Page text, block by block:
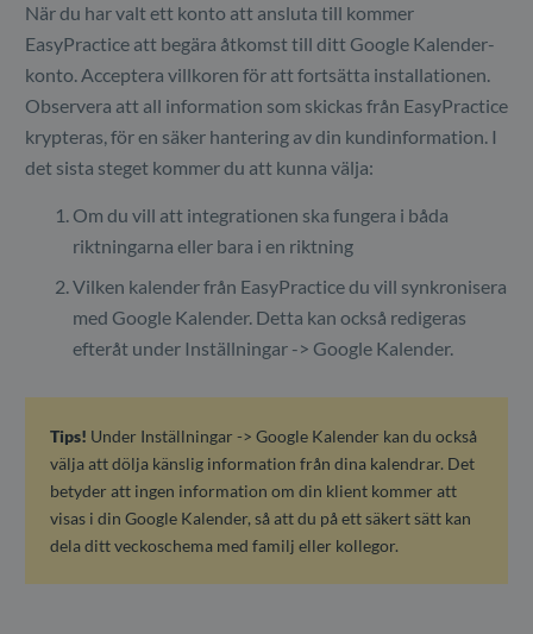
När du har valt ett konto att ansluta till kommer
EasyPractice att begära åtkomst till ditt Google Kalender-
konto. Acceptera villkoren för att fortsätta installationen.
Observera att all information som skickas från EasyPractice
krypteras, för en säker hantering av din kundinformation. I
det sista steget kommer du att kunna välja:
Om du vill att integrationen ska fungera i båda
riktningarna eller bara i en riktning
Vilken kalender från EasyPractice du vill synkronisera
med Google Kalender. Detta kan också redigeras
efteråt under Inställningar -> Google Kalender.
Tips! Under Inställningar -> Google Kalender kan du också
välja att dölja känslig information från dina kalendrar. Det
betyder att ingen information om din klient kommer att
visas i din Google Kalender, så att du på ett säkert sätt kan
dela ditt veckoschema med familj eller kollegor.